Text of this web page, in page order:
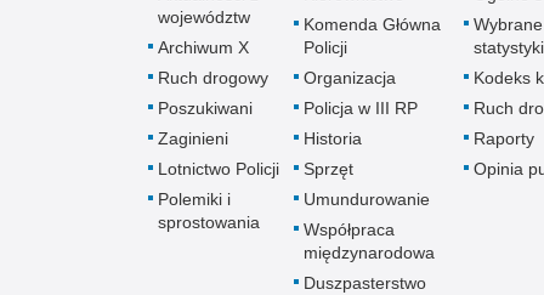
województw
Archiwum X
Ruch drogowy
Poszukiwani
Zaginieni
Lotnictwo Policji
Polemiki i
sprostowania
Komenda Główna
Policji
Organizacja
Policja w III RP
Historia
Sprzęt
Umundurowanie
Współpraca
międzynarodowa
Duszpasterstwo
Wybrane
statystyki
Kodeks
Ruch
Raporty
Opinia